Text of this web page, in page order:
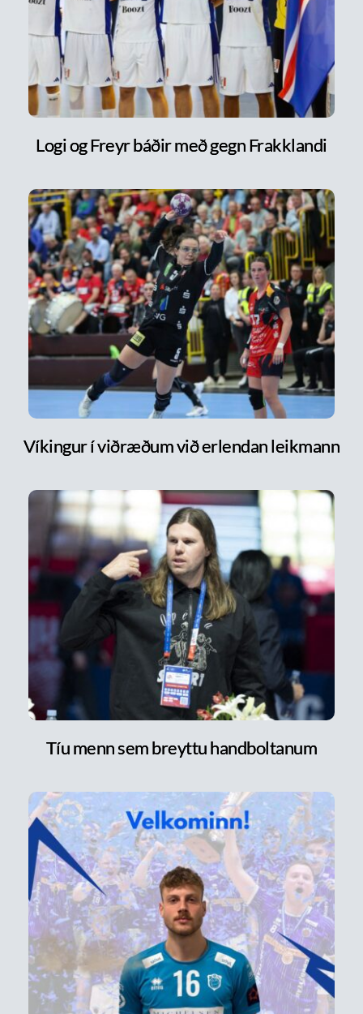
Logi og Freyr báðir með gegn Frakklandi
Víkingur í viðræðum við erlendan leikmann
Tíu menn sem breyttu handboltanum